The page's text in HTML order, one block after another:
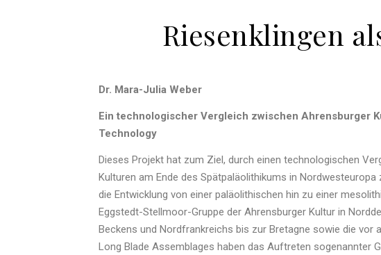
Riesenklingen
Dr. Mara-Julia Weber
Ein technologischer Vergleich zwischen Ahrensburger
Technology
Dieses Projekt hat zum Ziel, durch einen technologischen
Kulturen am Ende des Spätpaläolithikums in
die Entwicklung von einer paläolithischen hin zu einer
Eggstedt-Stellmoor-Gruppe der Ahrensburger Kultur in
Beckens und Nordfrankreichs bis zur Bretagne sowie die vor
Long Blade Assemblages haben das Auftreten sogenannter